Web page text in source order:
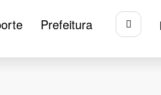
Prefeitura